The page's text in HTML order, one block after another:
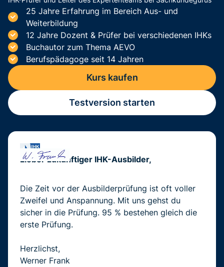
25 Jahre Erfahrung im Bereich Aus- und
Weiterbildung
12 Jahre Dozent & Prüfer bei verschiedenen IHKs
Buchautor zum Thema AEVO
Berufspädagoge seit 14 Jahren
Kurs kaufen
Testversion starten
Lieber zukünftiger IHK-Ausbilder,
Die Zeit vor der Ausbilderprüfung ist oft voller
Zweifel und Anspannung. Mit uns gehst du
sicher in die Prüfung. 95 % bestehen gleich die
erste Prüfung.
Herzlichst,
Werner Frank